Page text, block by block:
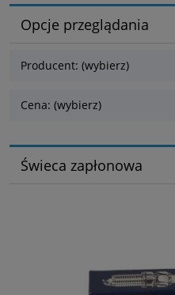
Opcje przeglądania
Producent: (wybierz)
Cena: (wybierz)
Świeca zapłonowa